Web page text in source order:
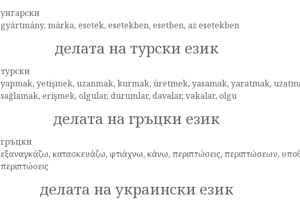
унгарски
gyártmány, márka, esetek, esetekben, esetben, az esetekben
делата на турски език
турски
yapmak, yetişmek, uzanmak, kurmak, üretmek, yasamak, yaratmak,
sağlamak, erişmek, olgular, durumlar, davalar, vakalar, olgu
делата на гръцки език
гръцки
εξαναγκάζω, κατασκευάζω, φτιάχνω, κάνω, περιπτώσεις, περιπτώσεων,
περιπτώσεις
делата на украински език